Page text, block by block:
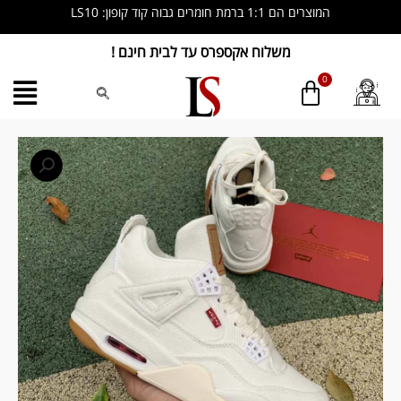
לתוכן
המוצרים הם 1:1 ברמת חומרים גבוה קוד קופון: LS10
משלוח אקספרס עד לבית חינם !
כמות
של
Nike
Air
Retro
Levis
NRG
white
denim